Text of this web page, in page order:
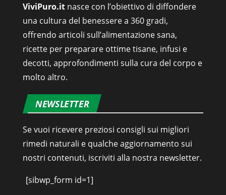
ViviPuro.it nasce con l’obiettivo di diffondere
una cultura del benessere a 360 gradi,
offrendo articoli sull’alimentazione sana,
ricette per preparare ottime tisane, infusi e
decotti, approfondimenti sulla cura del corpo e
molto altro.
NEWSLETTER
Se vuoi ricevere preziosi consigli sui migliori
rimedi naturali e qualche aggiornamento sui
nostri contenuti, iscriviti alla nostra newsletter.
[sibwp_form id=1]